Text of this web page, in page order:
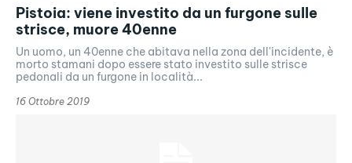
Pistoia: viene investito da un furgone sulle
strisce, muore 40enne
Un uomo, un 40enne che abitava nella zona dell'incidente, è
morto stamani dopo essere stato investito sulle strisce
pedonali da un furgone in località...
16 Ottobre 2019